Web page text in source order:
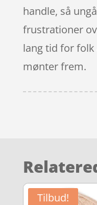
handle, så
frustrationer
lang tid for
mønter frem.
Tilbud!